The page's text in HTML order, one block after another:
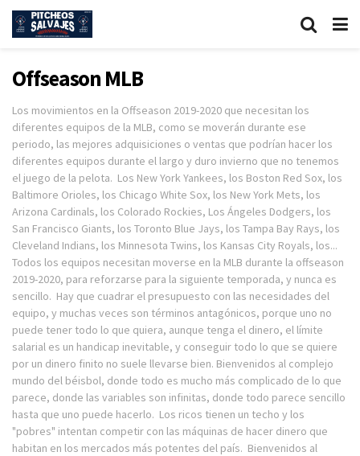
Offseason MLB
Los movimientos en la Offseason 2019-2020 que necesitan los
diferentes equipos de la MLB, como se moverán durante ese
periodo, las mejores adquisiciones o ventas que podrían hacer los
diferentes equipos durante el largo y duro invierno que no tenemos
el juego de la pelota. Los New York Yankees, los Boston Red Sox, los
Baltimore Orioles, los Chicago White Sox, los New York Mets, los
Arizona Cardinals, los Colorado Rockies, Los Ángeles Dodgers, los
San Francisco Giants, los Toronto Blue Jays, los Tampa Bay Rays, los
Cleveland Indians, los Minnesota Twins, los Kansas City Royals, los...
Todos los equipos necesitan moverse en la MLB durante la offseason
2019-2020, para reforzarse para la siguiente temporada, y nunca es
sencillo. Hay que cuadrar el presupuesto con las necesidades del
equipo, y muchas veces son términos antagónicos, porque uno no
puede tener todo lo que quiera, aunque tenga el dinero, el límite
salarial es un handicap inevitable, y conseguir todo lo que se quiere
por un dinero finito no suele llevarse bien. Bienvenidos al complejo
mundo del béisbol, donde todo es mucho más complicado de lo que
parece, donde las variables son infinitas, donde todo parece sencillo
hasta que uno puede hacerlo. Los ricos tienen un techo y los
"pobres" intentan competir con las máquinas de hacer dinero que
habitan en los mercados más potentes del país. Bienvenidos al